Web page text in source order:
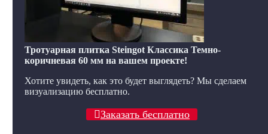
Тротуарная плитка Steingot Классика Темно-
коричневая 60 мм на вашем проекте!
Хотите увидеть, как это будет выглядеть? Мы сделаем
визуализацию бесплатно.
Заказать бесплатно